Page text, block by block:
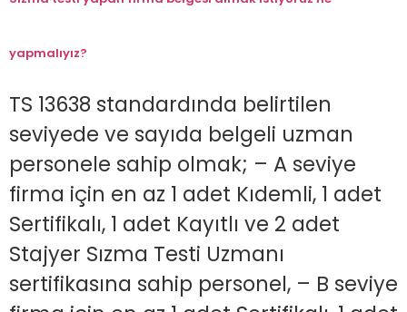
yapmalıyız?
TS 13638 standardında belirtilen
seviyede ve sayıda belgeli uzman
personele sahip olmak; – A seviye
firma için en az 1 adet Kıdemli, 1 adet
Sertifikalı, 1 adet Kayıtlı ve 2 adet
Stajyer Sızma Testi Uzmanı
sertifikasına sahip personel, – B seviye